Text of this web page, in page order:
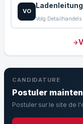
VO
Ladenleitung
Volg Detailhandels
CANDIDATURE
Postuler
Postuler sur le site de